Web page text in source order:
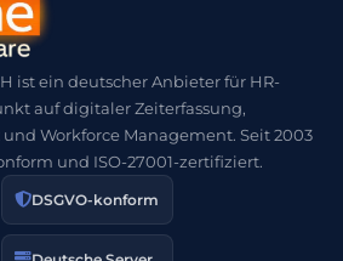
ist ein deutscher Anbieter für HR-
auf digitaler Zeiterfassung,
Workforce Management. Seit 2003
und ISO-27001-zertifiziert.
DSGVO-konform